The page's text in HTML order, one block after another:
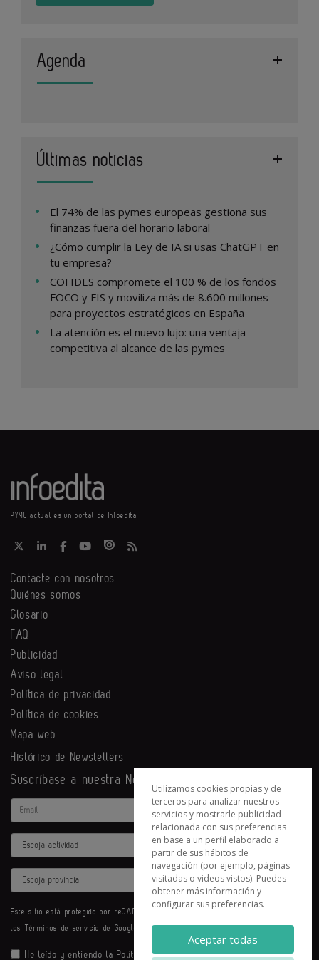
Agenda
Últimas noticias
El 74% de las pymes europeas gestiona sus
finanzas fuera del horario laboral
¿Cómo cumplir la Ley de IA si usas ChatGPT en
tu empresa?
COFIDES compromete el 100 % de los fondos
FOCO y FIS y moviliza más de 8.600 millones
para proyectos estratégicos en España
La atención es el nuevo lujo: una ventaja
competitiva al alcance de las pymes
PYME actual es un portal de Infoedita
Contacte con nosotros
Quiénes somos
Glosario
FAQ
Publicidad
Aviso legal
Política de privacidad
Política de cookies
Mapa web
Histórico de Newsletters
Suscríbase a nuestra Newsletter
Email
Actividad
Provincia
Este sitio está protegido por reCAPTCHA y se aplican la
los Términos de servicio de Google.
He leído y entiendo la Política de Privacidad
Utilizamos cookies propias y de
terceros para analizar nuestros
servicios y mostrarle publicidad
relacionada con sus preferencias
en base a un perfil elaborado a
partir de sus hábitos de
navegación (por ejemplo, páginas
visitadas o videos vistos). Puedes
obtener más información y
configurar sus preferencias.
Aceptar todas